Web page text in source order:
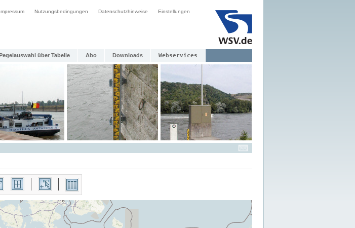
Impressum Nutzungsbedingungen Datenschutzhinweise Einstellungen
über Tabelle Abo Downloads Webservices